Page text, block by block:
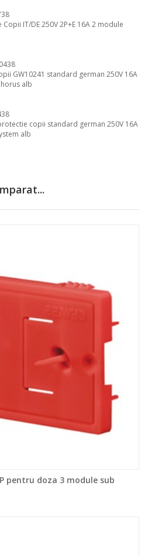
IT/DE 250V 2P+E 16A 2 module
GW10241 standard german 250V 16A
alb
copii standard german 250V 16A
alb
pentru doza 3 module sub